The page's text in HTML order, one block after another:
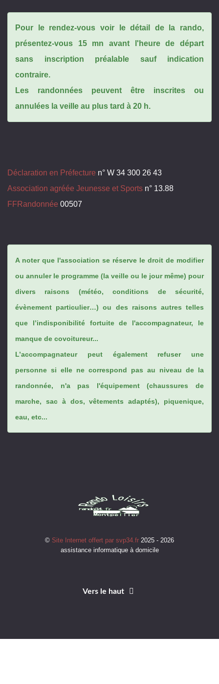
Pour le rendez-vous voir le détail de la rando,
présentez-vous 15 mn avant l'heure de départ
sans inscription préalable sauf indication
contraire.
Les randonnées peuvent être inscrites ou
annulées la veille au plus tard à 20 h.
Déclaration en Préfecture n° W 34 300 26 43
Association agréée Jeunesse et Sports n° 13.88
FFRandonnée 00507
A noter que l'association se réserve le droit de modifier
ou annuler le programme (la veille ou le jour même) pour
divers raisons (météo, conditions de sécurité,
évènement particulier…) ou des raisons autres telles
que l’indisponibilité fortuite de l'accompagnateur, le
manque de covoitureur...
L’accompagnateur peut également refuser une
personne si elle ne correspond pas au niveau de la
randonnée, n'a pas l'équipement (chaussures de
marche, sac à dos, vêtements adaptés), piquenique,
eau, etc...
© Site Internet offert par svp34.fr 2025 - 2026
assistance informatique à domicile
Vers le haut